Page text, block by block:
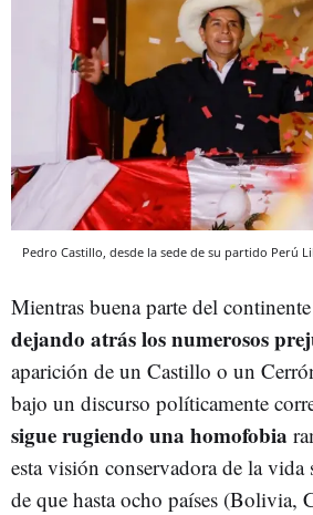
Pedro Castillo, desde la sede de su partido Perú
Mientras buena parte del
dejando atrás los numerosos
aparición de un Castillo o un
bajo un discurso políticamente
sigue rugiendo una homofobia
esta visión conservadora de la vida
de que hasta ocho países (Bolivia,